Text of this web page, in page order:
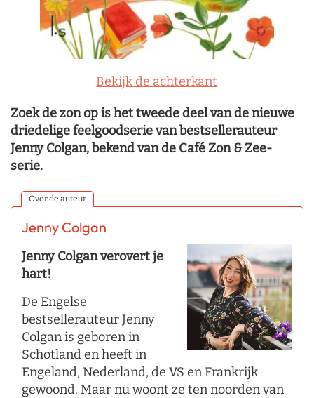
Bekijk de achterkant
Zoek de zon op is het tweede deel van de nieuwe
driedelige feelgoodserie van bestsellerauteur
Jenny Colgan, bekend van de Café Zon & Zee-
serie.
Over de auteur
Jenny Colgan
Jenny Colgan verovert je
hart!
De Engelse
bestsellerauteur Jenny
Colgan is geboren in
Schotland en heeft in
Engeland, Nederland, de VS en Frankrijk
gewoond. Maar nu woont ze ten noorden van